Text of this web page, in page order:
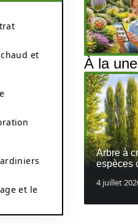
et
et le
À la une
Arbre à
espèces
4 juillet